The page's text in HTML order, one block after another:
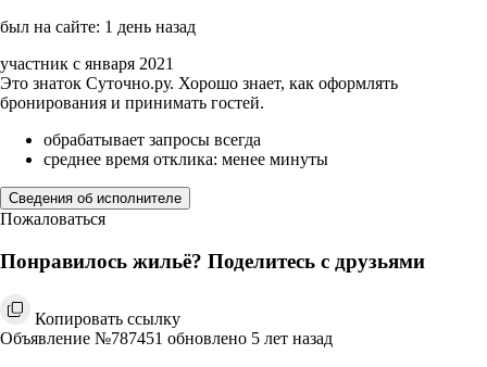
был на сайте: 1 день назад
участник с января 2021
Это знаток Суточно.ру. Хорошо знает, как оформлять
бронирования и принимать гостей.
обрабатывает запросы всегда
среднее время отклика: менее минуты
Сведения об исполнителе
Пожаловаться
Понравилось жильё? Поделитесь с друзьями
Копировать ссылку
Объявление №787451 обновлено 5 лет назад